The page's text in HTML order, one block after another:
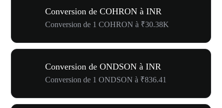
Conversion de COHRON à INR
Conversion de 1 COHRON à ₹30.38K
Conversion de ONDSON à INR
Conversion de 1 ONDSON à ₹836.41